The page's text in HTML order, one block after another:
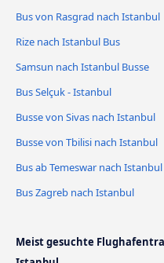
Bus von Rasgrad nach Istanbul
Rize nach Istanbul Bus
Samsun nach Istanbul Busse
Bus Selçuk - Istanbul
Busse von Sivas nach Istanbul
Busse von Tbilisi nach Istanbul
Bus ab Temeswar nach Istanbul
Bus Zagreb nach Istanbul
Meist gesuchte